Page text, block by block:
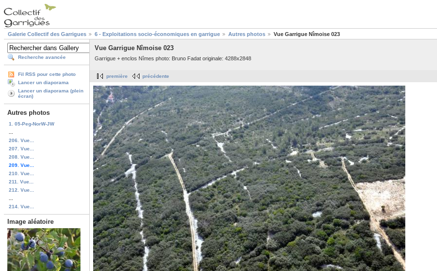
Galerie Collectif des Garrigues 6 - Exploitations socio-économiques en garrigue Autres photos Vue Garrigue Nîmoise 023
Recherche avancée
Fil RSS pour cette photo
Lancer un diaporama
Lancer un diaporama (plein
écran)
Autres photos
1. 05-Peg-NorW-JW
206. Vue...
207. Vue...
208. Vue...
209. Vue...
210. Vue...
211. Vue...
212. Vue...
214. Vue...
Image aléatoire
Vue Garrigue Nîmoise 023
Garrigue + enclos Nîmes photo: Bruno Fadat originale: 4288x2848
première précédente